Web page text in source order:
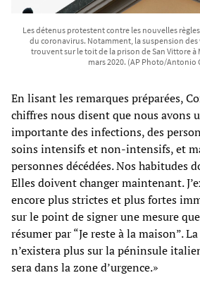
Les détenus protestent contre les nouvelles
du coronavirus. Notamment, la suspension des
trouvent sur le toit de la prison de San Vittore à
mars 2020. (AP Photo/Antonio
En lisant les remarques préparées,
chiffres nous disent que nous avons
importante des infections, des
soins intensifs et non-intensifs, et
personnes décédées. Nos habitudes
Elles doivent changer maintenant.
encore plus strictes et plus fortes
sur le point de signer une mesure
résumer par “Je reste à la maison”.
n’existera plus sur la péninsule
sera dans la zone d’urgence.»